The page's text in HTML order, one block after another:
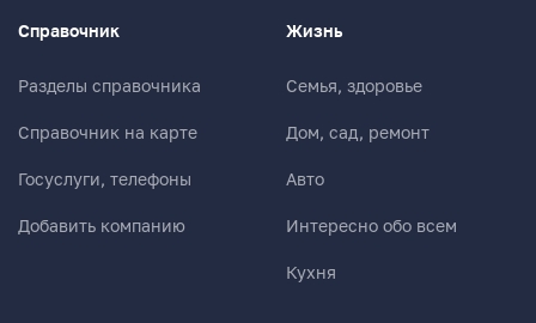
Справочник
Разделы справочника
Справочник на карте
Госуслуги, телефоны
Добавить компанию
Жизнь
Семья, здоровье
Дом, сад, ремонт
Авто
Интересно обо всем
Кухня